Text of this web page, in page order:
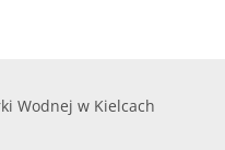
Wodnej w Kielcach